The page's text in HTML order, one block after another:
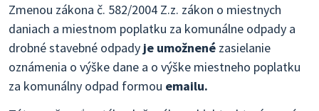
Zmenou zákona č. 582/2004 Z.z. zákon o miestnych
daniach a miestnom poplatku za komunálne odpady a
drobné stavebné odpady je umožnené zasielanie
oznámenia o výške dane a o výške miestneho poplatku
za komunálny odpad formou emailu.